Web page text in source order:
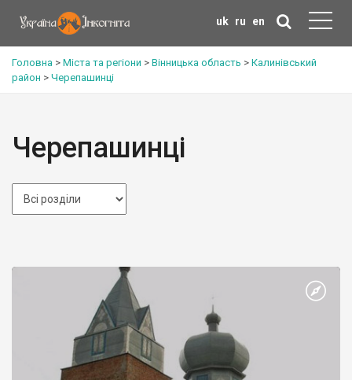
uk ru en
Головна > Міста та регіони > Вінницька область > Калинівський
район > Черепашинці
Черепашинці